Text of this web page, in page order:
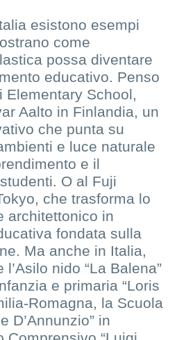
esistono esempi
come
possa diventare
educativo. Penso
Elementary School,
Aalto in Finlandia, un
che punta su
e luce naturale
e il
O al Fuji
che trasforma lo
architettonico in
fondata sulla
Ma anche in Italia,
nido “La Balena”
e primaria “Loris
Romagna, la Scuola
D’Annunzio” in